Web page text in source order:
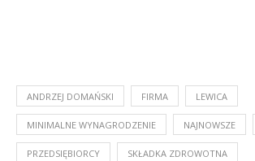
ANDRZEJ DOMAŃSKI FIRMA LEWICA
MINIMALNE WYNAGRODZENIE NAJNOWSZE
PRZEDSIĘBIORCY SKŁADKA ZDROWOTNA